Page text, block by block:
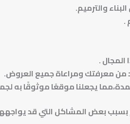
والترميم.
.
.
ومراعاة جميع العروض.
مما يجعلنا موقعًا موثوقًا به
بسبب بعض المشاكل التي قد